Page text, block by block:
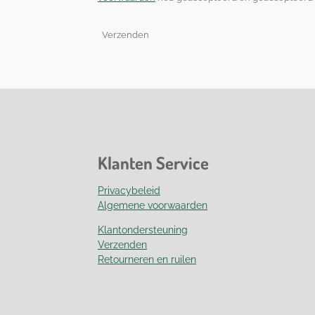
Verzenden
Klanten Service
Privacybeleid
Algemene voorwaarden
Klantondersteuning
Verzenden
Retourneren en ruilen